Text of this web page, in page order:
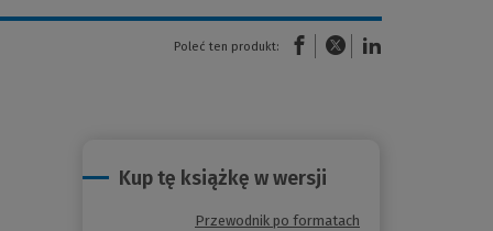
Poleć ten produkt:
(Nowe okno)(Link do innej strony)
Kup tę książkę w wersji
Przewodnik po formatach